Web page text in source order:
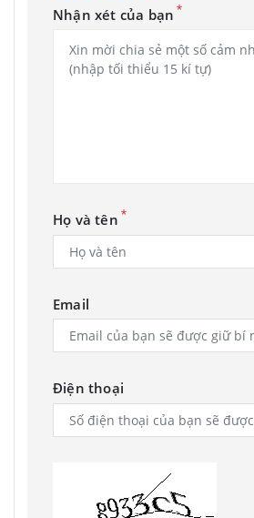
Nhận xét của bạn *
Họ và tên *
Email
Điện thoại